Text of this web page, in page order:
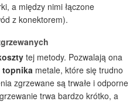
a między nimi łączone
z konektorem).
tej metody. Pozwalają ona
topnika metale, które się trudno
zgrzewane są trwałe i odporne
trwa bardzo krótko, a